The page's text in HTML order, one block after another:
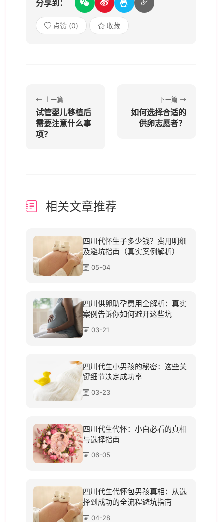
分享到：
点赞 (0) 收藏
上一篇
试管婴儿移植后
需要注意什么事
项？
下一篇
如何选择合适的
供卵志愿者？
相关文章推荐
四川代怀生子多少钱？费用明细
及避坑指南（真实案例解析）
05-04
四川供卵助孕费用全解析：真实
案例告诉你如何避开这些坑
03-21
四川代生小男孩的秘密：这些关
键细节决定成功率
03-23
四川代生代怀：小白必看的真相
与选择指南
06-05
四川代生代怀包男孩真相：从选
择到成功的全流程避坑指南
04-28